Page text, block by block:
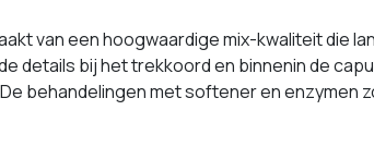
van een hoogwaardige mix-kwaliteit die
details bij het trekkoord en binnenin de
behandelingen met softener en enzymen